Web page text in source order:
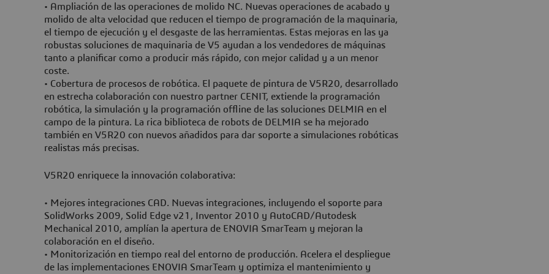
• Ampliación de las operaciones de molido NC. Nuevas operaciones de acabado y
molido de alta velocidad que reducen el tiempo de programación de la maquinaria,
el tiempo de ejecución y el desgaste de las herramientas. Estas mejoras en las ya
robustas soluciones de maquinaria de V5 ayudan a los vendedores de máquinas
tanto a planificar como a producir más rápido, con mejor calidad y a un menor
coste.
• Cobertura de procesos de robótica. El paquete de pintura de V5R20, desarrollado
en estrecha colaboración con nuestro partner CENIT, extiende la programación
robótica, la simulación y la programación offline de las soluciones DELMIA en el
campo de la pintura. La rica biblioteca de robots de DELMIA se ha mejorado
también en V5R20 con nuevos añadidos para dar soporte a simulaciones robóticas
realistas más precisas.
V5R20 enriquece la innovación colaborativa:
• Mejores integraciones CAD. Nuevas integraciones, incluyendo el soporte para
SolidWorks 2009, Solid Edge v21, Inventor 2010 y AutoCAD/Autodesk
Mechanical 2010, amplían la apertura de ENOVIA SmarTeam y mejoran la
colaboración en el diseño.
• Monitorización en tiempo real del entorno de producción. Acelera el despliegue
de las implementaciones ENOVIA SmarTeam y optimiza el mantenimiento y